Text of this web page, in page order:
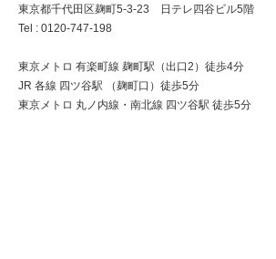
東京都千代田区麹町5-3-23 日テレ四谷ビル5階
Tel : 0120-747-198
東京メトロ 有楽町線 麹町駅（出口2）徒歩4分
JR 各線 四ツ谷駅 （麹町口）徒歩5分
東京メトロ 丸ノ内線・南北線 四ツ谷駅 徒歩5分